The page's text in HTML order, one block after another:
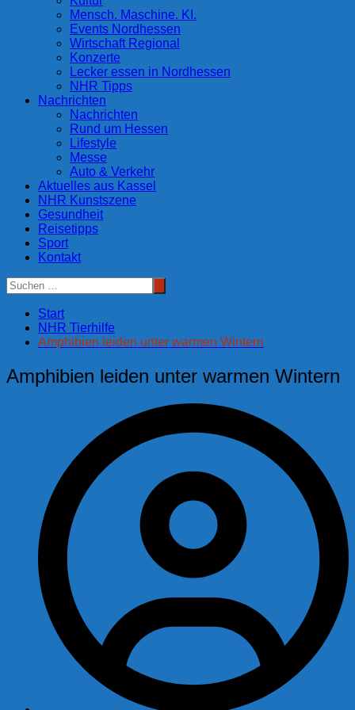
Mensch. Maschine. KI.
Events Nordhessen
Wirtschaft Regional
Konzerte
Lecker essen in Nordhessen
NHR Tipps
Nachrichten
Nachrichten
Rund um Hessen
Lifestyle
Messe
Auto & Verkehr
Aktuelles aus Kassel
NHR Kunstszene
Gesundheit
Reisetipps
Sport
Kontakt
Start
NHR Tierhilfe
Amphibien leiden unter warmen Wintern
Amphibien leiden unter warmen Wintern